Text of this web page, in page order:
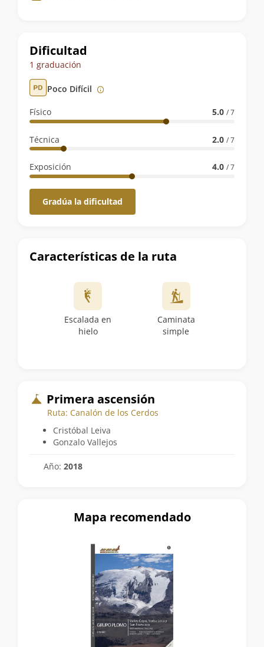
de
ruta
Dificultad
1 graduación
Poco Difícil
Físico 5.0 / 7
Técnica 2.0 / 7
Exposición 4.0 / 7
Gradúa la dificultad
Características de la ruta
Escalada en
hielo
Caminata
simple
Primera ascensión
Ruta: Canalón de los Cerdos
Cristóbal Leiva
Gonzalo Vallejos
Año: 2018
Mapa recomendado